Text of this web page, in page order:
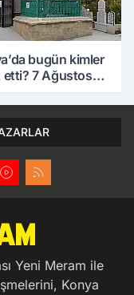
bugün kimler
etti? 7 Ağustos
Yeni Meram ile
Konya